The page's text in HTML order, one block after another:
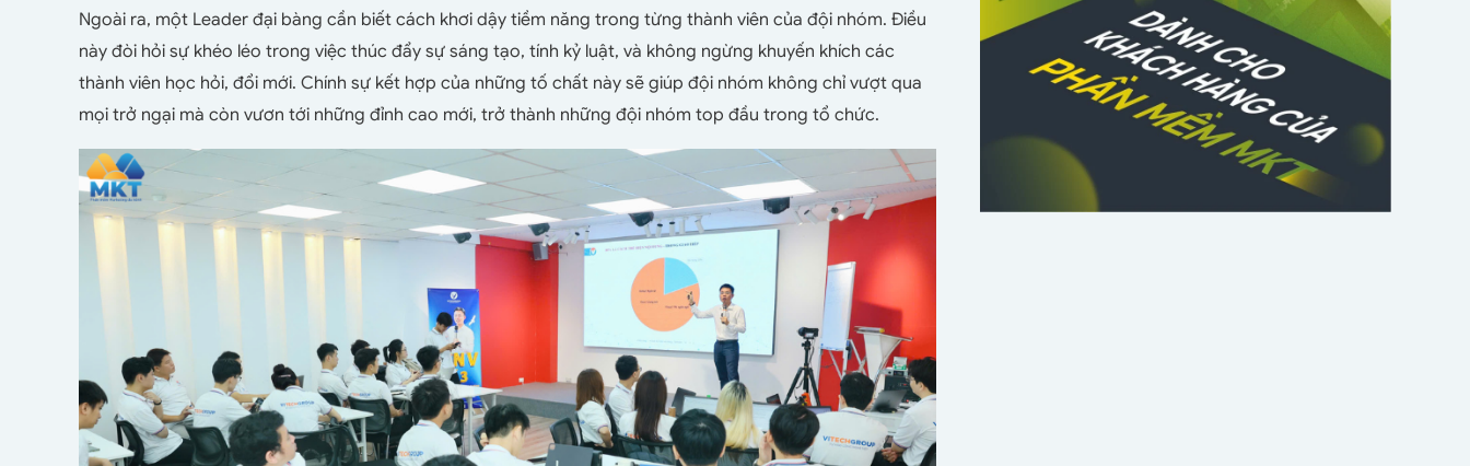
Ngoài ra, một Leader đại bàng cần biết cách khơi dậy tiềm năng trong từng thành viên của đội nhóm. Điều
này đòi hỏi sự khéo léo trong việc thúc đẩy sự sáng tạo, tính kỷ luật, và không ngừng khuyến khích các
thành viên học hỏi, đổi mới. Chính sự kết hợp của những tố chất này sẽ giúp đội nhóm không chỉ vượt qua
mọi trở ngại mà còn vươn tới những đỉnh cao mới, trở thành những đội nhóm top đầu trong tổ chức.